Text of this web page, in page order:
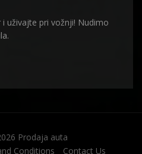
uživajte pri vožnji! Nudimo
Prodaja auta
Conditions Contact Us